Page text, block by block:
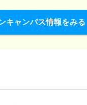
キャンパス情報をみる